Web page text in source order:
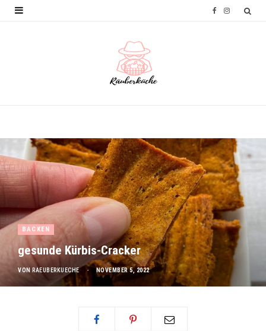
o
k
I
r
a
m
BACKEN
gesunde Kürbis-Cracker
VON RAEUBERKUECHE NOVEMBER 5, 2022